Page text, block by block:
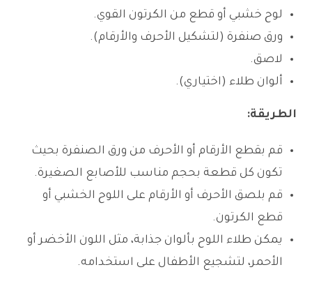
لوح خشبي أو قطع من الكرتون القوي.
ورق صنفرة (لتشكيل الأحرف والأرقام).
لاصق.
ألوان طلاء (اختياري).
الطريقة:
قم بقطع الأرقام أو الأحرف من ورق الصنفرة بحيث
تكون كل قطعة بحجم مناسب للأصابع الصغيرة.
قم بلصق الأحرف أو الأرقام على اللوح الخشبي أو
قطع الكرتون.
يمكن طلاء اللوح بألوان جذابة، مثل اللون الأخضر أو
الأحمر، لتشجيع الأطفال على استخدامه.